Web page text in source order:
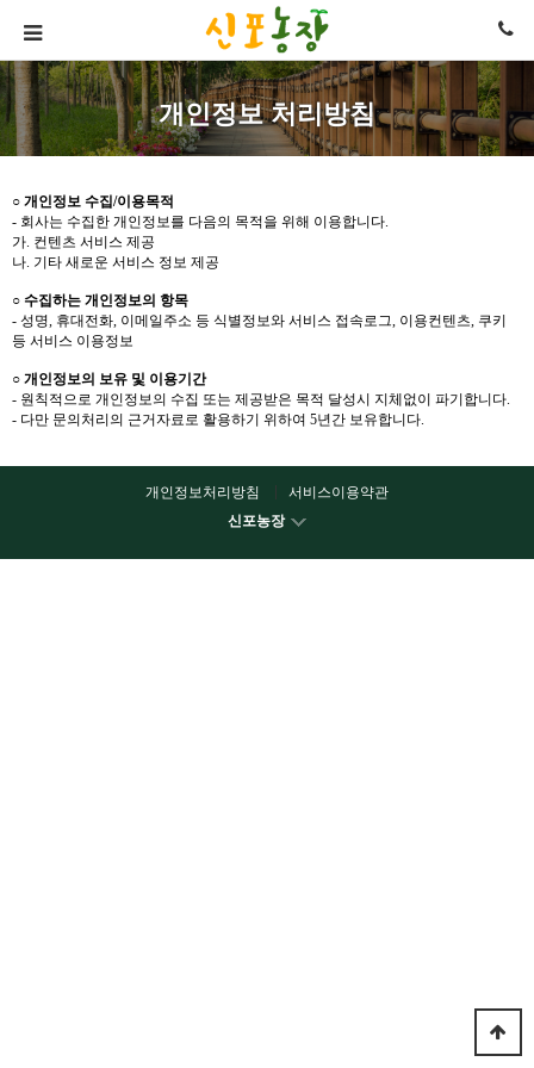
개인정보 처리방침
○ 개인정보 수집/이용목적
- 회사는 수집한 개인정보를 다음의 목적을 위해 이용합니다.
가. 컨텐츠 서비스 제공
나. 기타 새로운 서비스 정보 제공
○ 수집하는 개인정보의 항목
- 성명, 휴대전화, 이메일주소 등 식별정보와 서비스 접속로그, 이용컨텐츠, 쿠키
등 서비스 이용정보
○ 개인정보의 보유 및 이용기간
- 원칙적으로 개인정보의 수집 또는 제공받은 목적 달성시 지체없이 파기합니다.
- 다만 문의처리의 근거자료로 활용하기 위하여 5년간 보유합니다.
개인정보처리방침
서비스이용약관
신포농장